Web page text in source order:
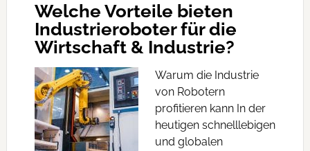
Welche Vorteile bieten
Industrieroboter für die
Wirtschaft & Industrie?
Warum die Industrie
von Robotern
profitieren kann In der
heutigen schnelllebigen
und globalen